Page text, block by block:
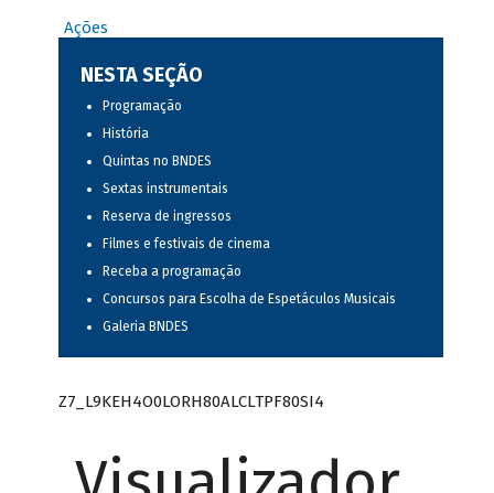
Ações
NESTA SEÇÃO
Programação
História
Quintas no BNDES
Sextas instrumentais
Reserva de ingressos
Filmes e festivais de cinema
Receba a programação
Concursos para Escolha de Espetáculos Musicais
Galeria BNDES
Z7_L9KEH4O0LORH80ALCLTPF80SI4